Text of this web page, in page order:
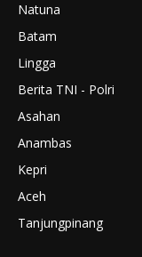
Natuna
Batam
Lingga
Berita TNI - Polri
Asahan
Anambas
Kepri
Aceh
Tanjungpinang